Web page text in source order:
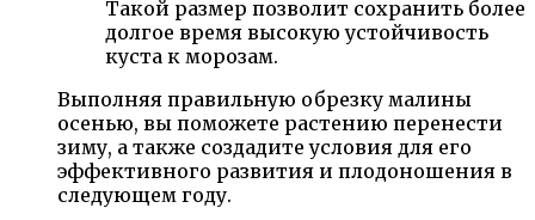
Такой размер позволит сохранить более
долгое время высокую устойчивость
куста к морозам.
Выполняя правильную обрезку малины
осенью, вы поможете растению перенести
зиму, а также создадите условия для его
эффективного развития и плодоношения в
следующем году.